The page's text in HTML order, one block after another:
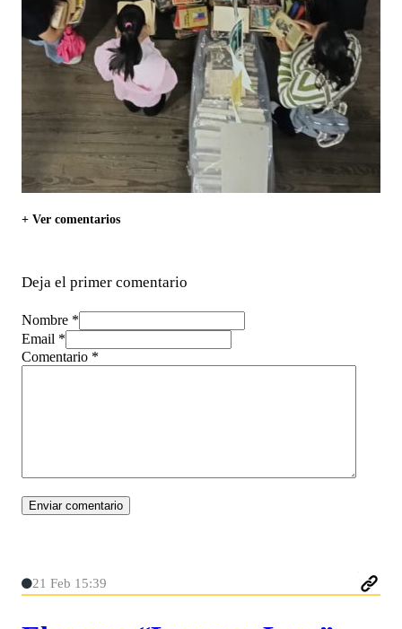
+ Ver comentarios
Deja el primer comentario
Nombre *
Email *
Comentario *
21 Feb 15:39